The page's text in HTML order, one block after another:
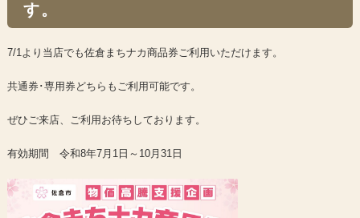
す。
7/1より当店でも佐倉まちナカ商品券ご利用いただけます。
共通券･専用券どちらもご利用可能です。
ぜひご来店、ご利用お待ちしております。
有効期間 令和8年7月1日～10月31日